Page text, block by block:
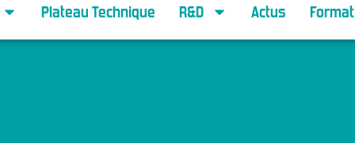
Plateau Technique R&D Actus